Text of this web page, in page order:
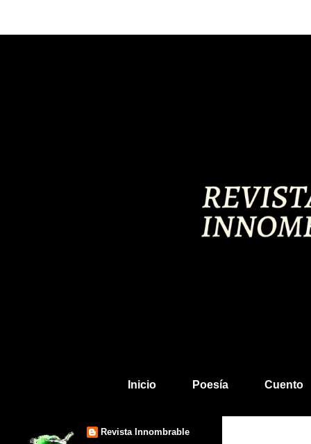
Inicio Poesía Cuento
Revista Innombrable